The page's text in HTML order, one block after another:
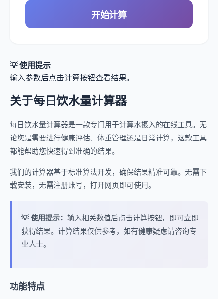
开始计算
💡 使用提示
输入参数后点击计算按钮查看结果。
关于每日饮水量计算器
每日饮水量计算器是一款专门用于计算水摄入的在线工具。无
论您是需要进行健康评估、体重管理还是日常计算，这款工具
都能帮助您快速得到准确的结果。
我们的计算器基于标准算法开发，确保结果精准可靠。无需下
载安装，无需注册账号，打开网页即可使用。
💡 使用提示： 输入相关数值后点击计算按钮，即可立即
获得结果。计算结果仅供参考，如有健康疑虑请咨询专
业人士。
功能特点